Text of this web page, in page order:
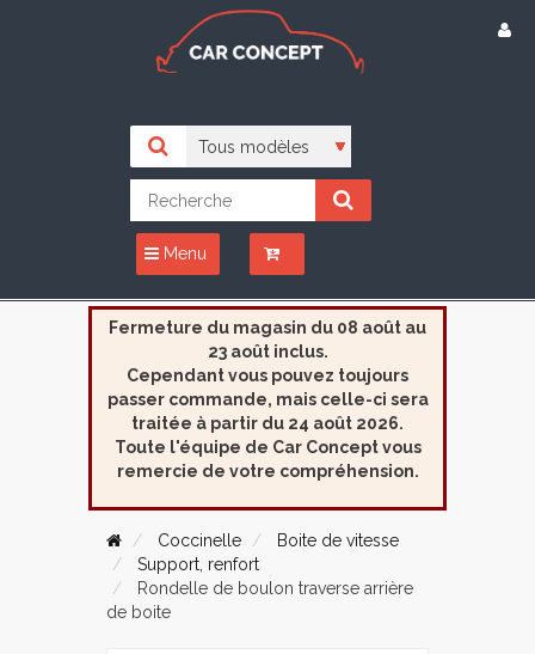
Menu
Fermeture du magasin du 08 août au
23 août inclus.
Cependant vous pouvez toujours
passer commande, mais celle-ci sera
traitée à partir du 24 août 2026.
Toute l'équipe de Car Concept vous
remercie de votre compréhension.
Coccinelle
Boite de vitesse
Support, renfort
Rondelle de boulon traverse arrière
de boite